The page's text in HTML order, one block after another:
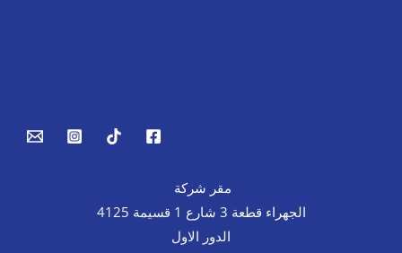
مقر شركة
الجهراء قطعة 3 شارع 1 قسيمة 4125
الدور الاول